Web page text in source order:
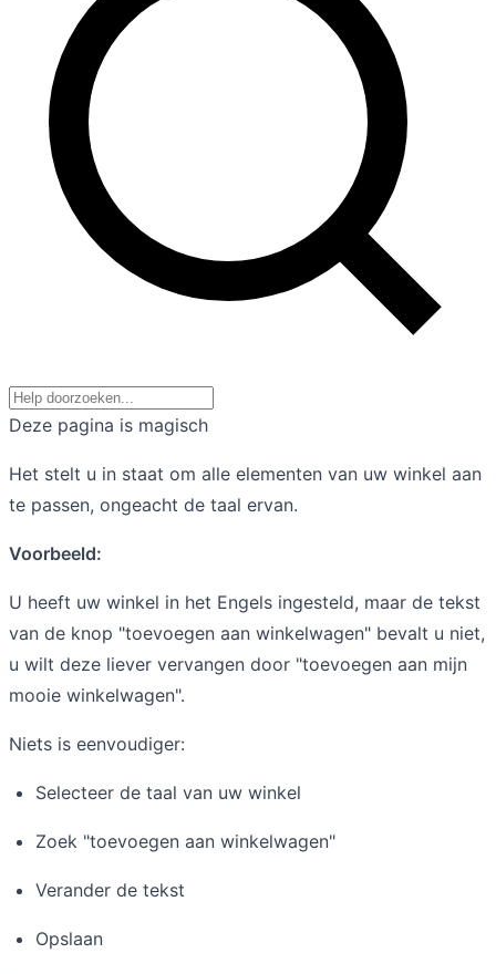
Deze pagina is magisch
Het stelt u in staat om alle elementen van uw winkel aan
te passen, ongeacht de taal ervan.
Voorbeeld:
U heeft uw winkel in het Engels ingesteld, maar de tekst
van de knop "toevoegen aan winkelwagen" bevalt u niet,
u wilt deze liever vervangen door "toevoegen aan mijn
mooie winkelwagen".
Niets is eenvoudiger:
Selecteer de taal van uw winkel
Zoek "toevoegen aan winkelwagen"
Verander de tekst
Opslaan